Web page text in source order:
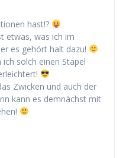
hast!?
etwas, was ich im
es gehört halt dazu!
solch einen Stapel
Zwicken und auch der
kann es demnächst mit